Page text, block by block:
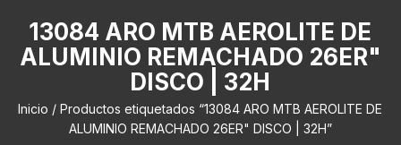
13084 ARO MTB AEROLITE DE
ALUMINIO REMACHADO 26ER"
DISCO | 32H
Inicio / Productos etiquetados “13084 ARO MTB AEROLITE DE
ALUMINIO REMACHADO 26ER" DISCO | 32H”